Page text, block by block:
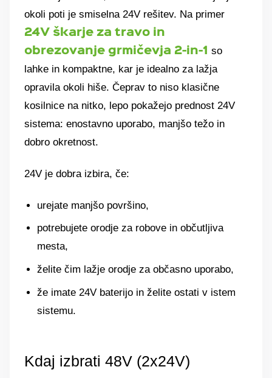
okoli poti je smiselna 24V rešitev. Na primer
24V škarje za travo in
obrezovanje grmičevja 2-in-1 so
lahke in kompaktne, kar je idealno za lažja
opravila okoli hiše. Čeprav to niso klasične
kosilnice na nitko, lepo pokažejo prednost 24V
sistema: enostavno uporabo, manjšo težo in
dobro okretnost.
24V je dobra izbira, če:
urejate manjšo površino,
potrebujete orodje za robove in občutljiva
mesta,
želite čim lažje orodje za občasno uporabo,
že imate 24V baterijo in želite ostati v istem
sistemu.
Kdaj izbrati 48V (2x24V)